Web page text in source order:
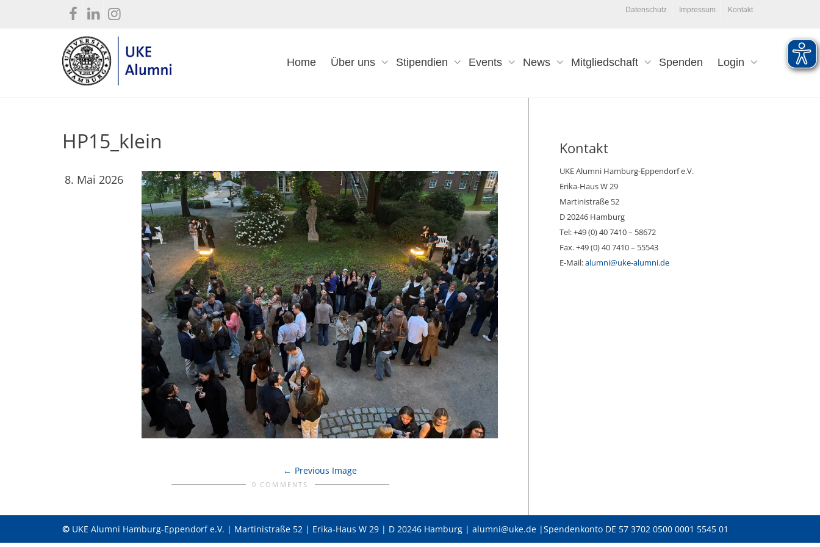
Datenschutz Impressum Kontakt
Home Über uns Stipendien Events News Mitgliedschaft Spenden Login
HP15_klein
8. Mai 2026
Previous Image
0 COMMENTS
Kontakt
UKE Alumni Hamburg-Eppendorf e.V.
Erika-Haus W 29
Martinistraße 52
D 20246 Hamburg
Tel: +49 (0) 40 7410 – 58672
Fax. +49 (0) 40 7410 – 55543
E-Mail:alumni@uke-alumni.de
© UKE Alumni Hamburg-Eppendorf e.V. | Martinistraße 52 | Erika-Haus W 29 | D 20246 Hamburg | alumni@uke.de |Spendenkonto DE 57 3702 0500 0001 5545 01